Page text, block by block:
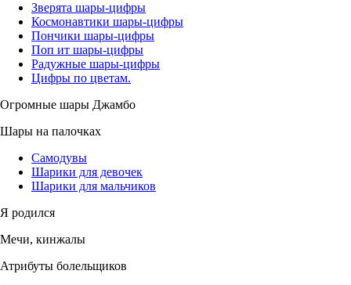
Зверята шары-цифры
Космонавтики шары-цифры
Пончики шары-цифры
Поп ит шары-цифры
Радужные шары-цифры
Цифры по цветам.
Огромные шары Джамбо
Шары на палочках
Самодувы
Шарики для девочек
Шарики для мальчиков
Я родился
Мечи, кинжалы
Атрибуты болельщиков